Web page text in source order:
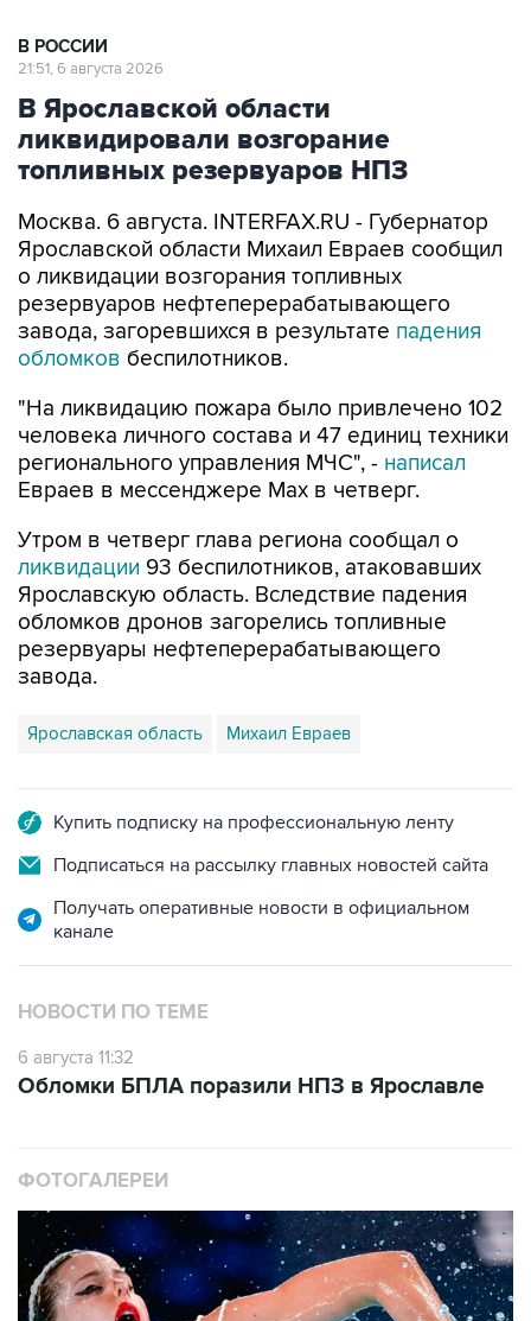
В РОССИИ
21:51, 6 августа 2026
В Ярославской области
ликвидировали возгорание
топливных резервуаров НПЗ
Москва. 6 августа. INTERFAX.RU - Губернатор
Ярославской области Михаил Евраев сообщил
о ликвидации возгорания топливных
резервуаров нефтеперерабатывающего
завода, загоревшихся в результате падения
обломков беспилотников.
"На ликвидацию пожара было привлечено 102
человека личного состава и 47 единиц техники
регионального управления МЧС", - написал
Евраев в мессенджере Мах в четверг.
Утром в четверг глава региона сообщал о
ликвидации 93 беспилотников, атаковавших
Ярославскую область. Вследствие падения
обломков дронов загорелись топливные
резервуары нефтеперерабатывающего
завода.
Ярославская область Михаил Евраев
Купить подписку на профессиональную ленту
Подписаться на рассылку главных новостей сайта
Получать оперативные новости в официальном
канале
НОВОСТИ ПО ТЕМЕ
6 августа 11:32
Обломки БПЛА поразили НПЗ в Ярославле
ФОТОГАЛЕРЕИ